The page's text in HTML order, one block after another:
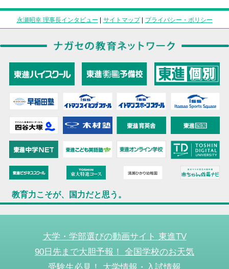
永瀬昭幸 理事長インタビュー | サイトマップ| プライバシー・ポリシー
教育力こそが、国力だと思う。
大学・学部選びの動画サイト 東進TV
90日先まで大胆予報！ 全国学校のお天気